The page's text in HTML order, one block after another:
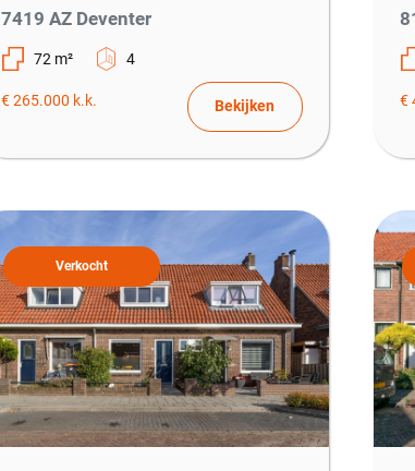
7419 AZ Deventer
72 m² 4
€ 265.000 k.k. Bekijken €
Verkocht